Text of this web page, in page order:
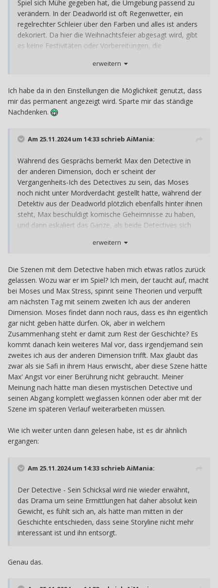
Spiel sich Mühe gegeben hat, die Umgebung passend zu
verändern. In der Deadworld ist oft Regenwetter, ein
regelrechter Schleier über den Farben und alles ist anders
dekoriert. Da hier die Weihnachtsfeier abgesagt wird, gibt
es keine Festivitäten oder Vorbereitungen, die
Gedenk-Stätten für Safi, an denen Personen sich
Weihnachtsdeko, die Sonne scheint, es sind mehr Leute
auf dem Campus unterwegs und die Prüfungen finden
statt… Aber ich hab es trotzdem manchmal verwechselt
erweitern
Ich habe da in den Einstellungen die Möglichkeit genutzt, dass
mir das permanent angezeigt wird. Sparte mir das ständige
Nachdenken.
Am 25.11.2024 um 14:33 schrieb AiMania:
Während des Gesprächs bemerkt Max den Detective in
der anderen Dimension, doch er scheint der
Vergangenheits-Ich des Detectives zu sein, das Moses
noch nicht unter Mordverdacht gestellt hatte, während der
Detektiv aus der Deadworld plötzlich ebenfalls hinter ihnen
steht, Max beschuldigt komische Geheimnisse zu haben,
und dann eskaliert das Ganze, als beide Detectives sich
erweitern
Die Szenen mit dem Detective haben mich etwas ratlos zurück
gelassen. Wozu war er im Spiel? Ich mein, der taucht auf, macht
bei Moses und Max Stress, spinnt seine Theorien und verpufft
am nächsten Tag mit seinem zweiten Ich aus der anderen
Dimension. Moses findet dann noch raus, dass es ihn eigentlich
gar nicht geben hätte dürfen. Ok, aber in welchem
Zusammenhang steht er damit zum Rest der Geschichte? Es
kommt danach kein weiteres Mal vor, dass irgendjemand sein
zweites ich aus der anderen Dimension trifft. Max glaubt das
zwar als sie Safi in ihrem Haus erwischt, aber diese Szene hätte
Max' Angst vor einer Berührung nicht gebraucht. Meiner
Meinung nach hätte man diesen mystischen Detective und
seinen Abgang komplett weglassen können oder aber mit der
Szene im späteren Verlauf weiterarbeiten müssen.
Wie ich weiter unten dann gelesen habe, ist es dir ähnlich
ergangen:
Am 25.11.2024 um 14:33 schrieb AiMania:
Der Detective - Sein Schicksal wird nie wieder erwähnt,
das Drama um seine Ermittlungen hat daher absolut kein
Gewicht, es fühlt sich an, als hätte man mitten in der
Geschichte entschieden, dass seine Storyline nicht mehr
interessant ist und ihn entsorgt.
Genau das.